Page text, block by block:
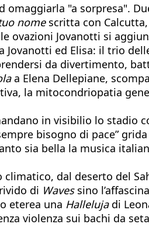
"a sorpresa".
nomescritta con
ovazioni Jovanotti si
ed Elisa: il trio
da divertimento,
a Elena Dellepiane,
la mitocondriopatia
in visibilio lo stadio
bisogno di pace”
sia bella la musica
dal deserto del
di Waves sino
eterea una Halleluja di
violenza sui bachi da